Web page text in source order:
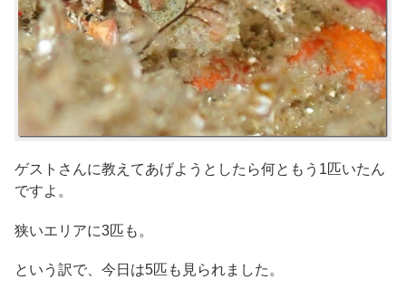
ゲストさんに教えてあげようとしたら何ともう1匹いたん
ですよ。
狭いエリアに3匹も。
という訳で、今日は5匹も見られました。